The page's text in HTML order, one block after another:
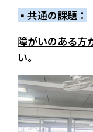
▪️共通の課題：
障がいのある方
い。